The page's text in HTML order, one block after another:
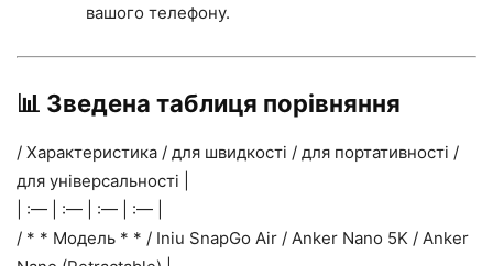
вашого телефону.
📊 Зведена таблиця порівняння
/ Характеристика / для швидкості / для портативності /
для універсальності |
| :— | :— | :— | :— |
/ * * Модель * * / Iniu SnapGo Air / Anker Nano 5K / Anker